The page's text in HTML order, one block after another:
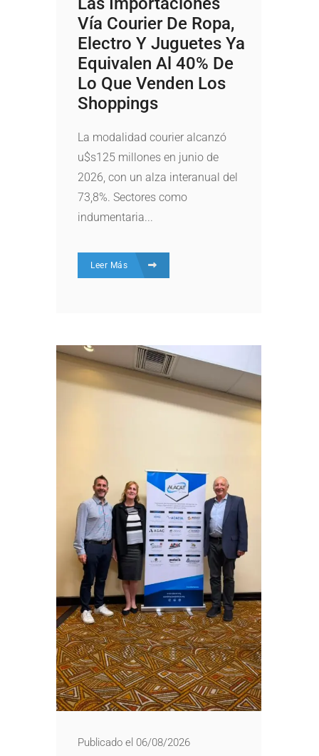
Vía Courier De Ropa,
Electro Y Juguetes Ya
Equivalen Al 40% De
Lo Que Venden Los
Shoppings
La modalidad courier alcanzó
u$s125 millones en junio de
2026, con un alza interanual del
73,8%. Sectores como
indumentaria...
Leer Más
Publicado el 06/08/2026